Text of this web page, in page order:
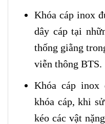
Khóa cáp inox
dây cáp tại
thống giằng
viễn thông BTS.
Khóa cáp inox
khóa cáp, khi
kéo các vật